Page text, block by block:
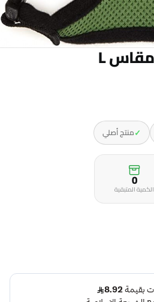
✓منتج أصلي
0
الكمية المتبقية